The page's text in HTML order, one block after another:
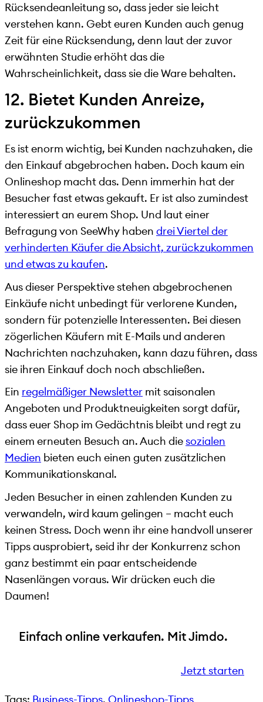
Rücksendeanleitung so, dass jeder sie leicht
verstehen kann. Gebt euren Kunden auch genug
Zeit für eine Rücksendung, denn laut der zuvor
erwähnten Studie erhöht das die
Wahrscheinlichkeit, dass sie die Ware behalten.
12. Bietet Kunden Anreize,
zurückzukommen
Es ist enorm wichtig, bei Kunden nachzuhaken, die
den Einkauf abgebrochen haben. Doch kaum ein
Onlineshop macht das. Denn immerhin hat der
Besucher fast etwas gekauft. Er ist also zumindest
interessiert an eurem Shop. Und laut einer
Befragung von SeeWhy haben drei Viertel der
verhinderten Käufer die Absicht, zurückzukommen
und etwas zu kaufen.
Aus dieser Perspektive stehen abgebrochenen
Einkäufe nicht unbedingt für verlorene Kunden,
sondern für potenzielle Interessenten. Bei diesen
zögerlichen Käufern mit E-Mails und anderen
Nachrichten nachzuhaken, kann dazu führen, dass
sie ihren Einkauf doch noch abschließen.
Ein regelmäßiger Newsletter mit saisonalen
Angeboten und Produktneuigkeiten sorgt dafür,
dass euer Shop im Gedächtnis bleibt und regt zu
einem erneuten Besuch an. Auch diesozialen
Medien bieten euch einen guten zusätzlichen
Kommunikationskanal.
Jeden Besucher in einen zahlenden Kunden zu
verwandeln, wird kaum gelingen – macht euch
keinen Stress. Doch wenn ihr eine handvoll unserer
Tipps ausprobiert, seid ihr der Konkurrenz schon
ganz bestimmt ein paar entscheidende
Nasenlängen voraus. Wir drücken euch die
Daumen!
Einfach online verkaufen. Mit Jimdo.
Jetzt starten